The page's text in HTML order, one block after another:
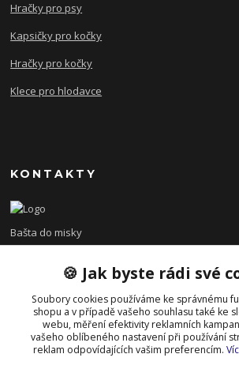
Hračky pro psy
Kapsičky pro kočky
Hračky pro kočky
Klece pro hlodavce
KONTAKTY
Bašta do misky
+420 608 479 610
po - pá 8:00 - 15:00
info@bastadomisky.cz
🍪 Jak byste rádi své
Soubory cookies používáme ke správnému
shopu a v případě vašeho souhlasu také ke
webu, měření efektivity reklamních
vašeho oblíbeného nastavení při používání
reklam odpovídajících vašim preferencím.